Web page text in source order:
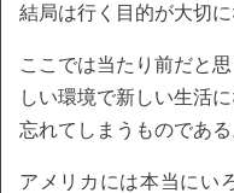
結局は行く目的が大切に
ここでは当たり前だと
しい環境で新しい生活
忘れてしまうものである
アメリカには本当にい